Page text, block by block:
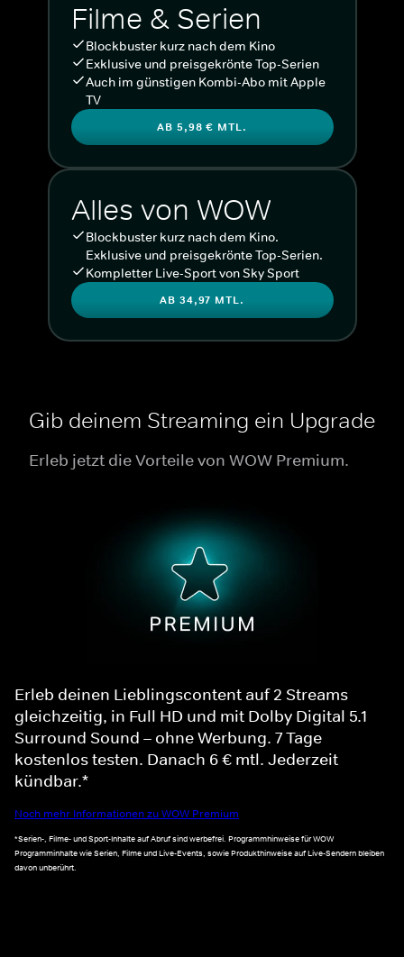
Filme & Serien
Blockbuster kurz nach dem Kino
Exklusive und preisgekrönte Top-Serien
Auch im günstigen Kombi-Abo mit Apple
TV
AB 5,98 € MTL.
Alles von WOW
Blockbuster kurz nach dem Kino.
Exklusive und preisgekrönte Top-Serien.
Kompletter Live-Sport von Sky Sport
AB 34,97 MTL.
Gib deinem Streaming ein Upgrade
Erleb jetzt die Vorteile von WOW Premium.
Erleb deinen Lieblingscontent auf 2 Streams
gleichzeitig, in Full HD und mit Dolby Digital 5.1
Surround Sound – ohne Werbung. 7 Tage
kostenlos testen. Danach 6 € mtl. Jederzeit
kündbar.*
Noch mehr Informationen zu WOW Premium
*Serien-, Filme- und Sport-Inhalte auf Abruf sind werbefrei. Programmhinweise für WOW
Programminhalte wie Serien, Filme und Live-Events, sowie Produkthinweise auf Live-Sendern bleiben
davon unberührt.